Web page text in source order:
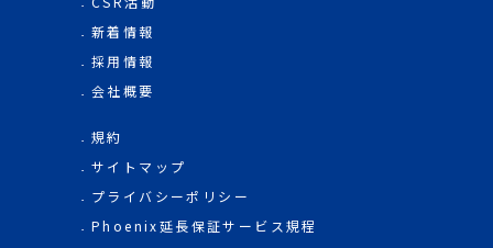
新着情報
採用情報
会社概要
規約
サイトマップ
プライバシーポリシー
Phoenix延長保証サービス規程